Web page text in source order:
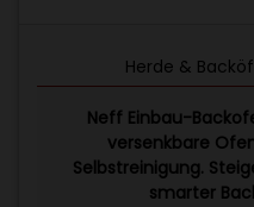
Herde &
Neff Einbau-
versenkbare
Selbstreinigung.
smarter